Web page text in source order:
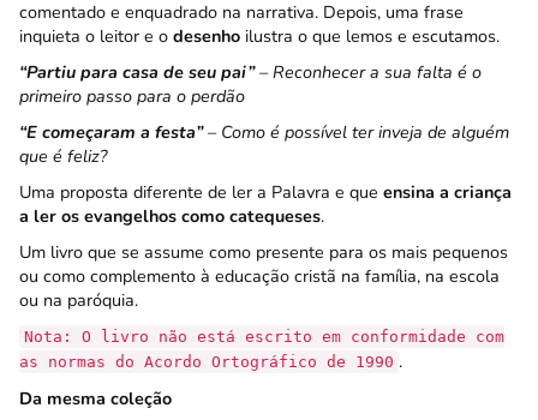
comentado e enquadrado na narrativa. Depois, uma frase
inquieta o leitor e o desenho ilustra o que lemos e escutamos.
“Partiu para casa de seu pai”–Reconhecer a sua falta é o
primeiro passo para o perdão
“E começaram a festa”– Como é possível ter inveja de alguém
que é feliz?
Uma proposta diferente de ler a Palavra e que ensina a criança
a ler os evangelhos como catequeses.
Um livro que se assume como presente para os mais pequenos
ou como complemento à educação cristã na família, na escola
ou na paróquia.
Nota: O livro não está escrito em conformidade com
as normas do Acordo Ortográfico de 1990 .
Da mesma coleção